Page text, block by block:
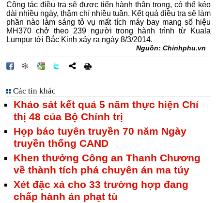
Công tác điều tra sẽ được tiến hành thận trọng, có thể kéo
dài nhiều ngày, thậm chí nhiều tuần. Kết quả điều tra sẽ làm
phần nào làm sáng tỏ vụ mất tích máy bay mang số hiệu
MH370 chở theo 239 người trong hành trình từ Kuala
Lumpur tới Bắc Kinh xảy ra ngày 8/3/2014.
Nguồn: Chinhphu.vn
Các tin khác
Khảo sát kết quả 5 năm thực hiện Chỉ
thị 48 của Bộ Chính trị
Họp báo tuyên truyền 70 năm Ngày
truyền thống CAND
Khen thưởng Công an Thanh Chương
về thành tích phá chuyên án ma túy
Xét đặc xá cho 33 trường hợp đang
chấp hành án phạt tù